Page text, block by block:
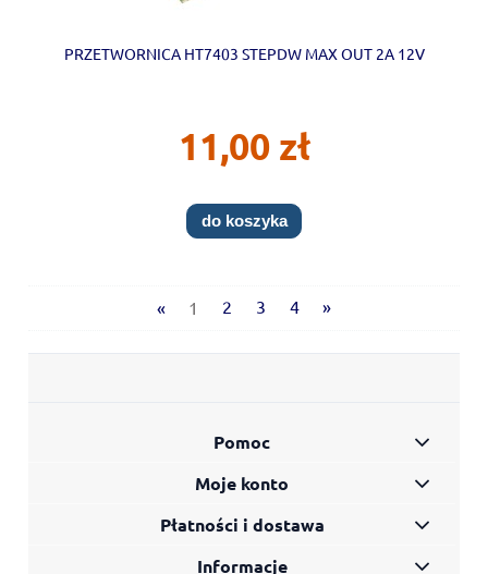
PRZETWORNICA HT7403 STEPDW MAX OUT 2A 12V
11,00 zł
do koszyka
« 1 2 3 4 »
Pomoc
Moje konto
Płatności i dostawa
Informacje